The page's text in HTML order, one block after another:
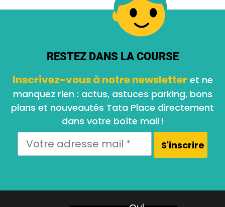
RESTEZ DANS LA COURSE
Inscrivez-vous à notre newsletter et ne
manquez rien : actus, astuces parking, bons
plans et nouveautés Tata Place directement
dans votre boîte mail !